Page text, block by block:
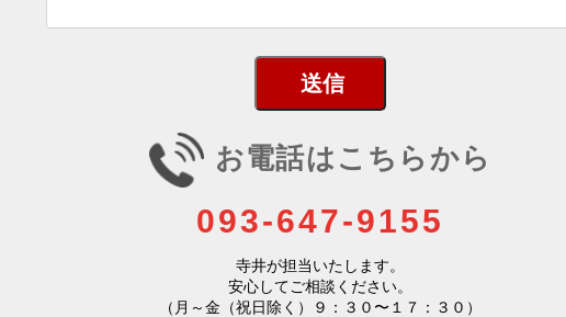
お電話はこちらから
093-647-9155
寺井が担当いたします。
安心してご相談ください。
（月～金（祝日除く）９：３０〜１７：３０）